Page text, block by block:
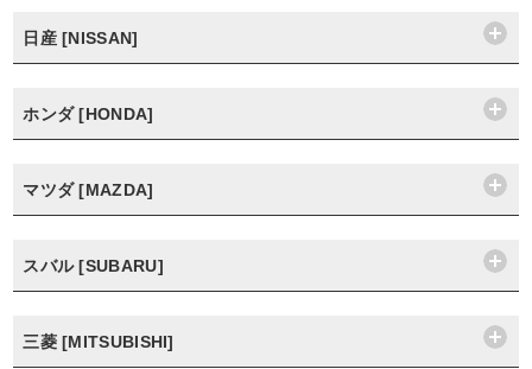
日産 [NISSAN]
ホンダ [HONDA]
マツダ [MAZDA]
スバル [SUBARU]
三菱 [MITSUBISHI]